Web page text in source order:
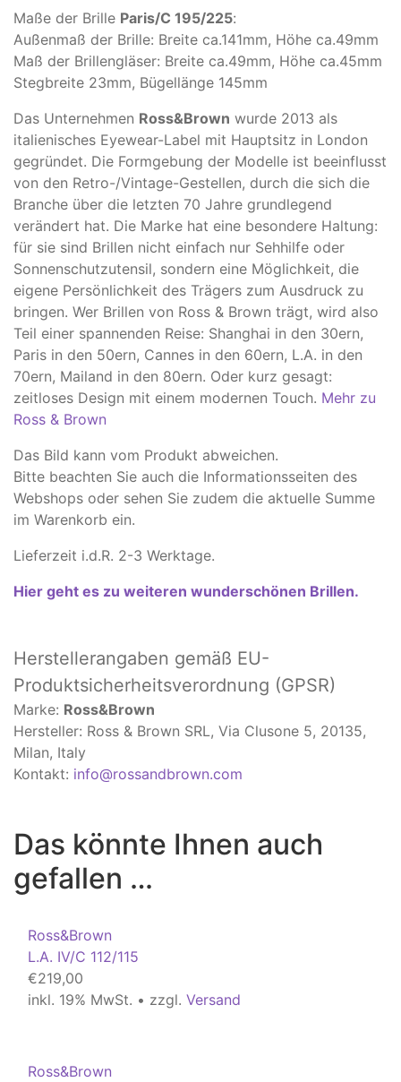
Maße der Brille Paris/C 195/225:
Außenmaß der Brille: Breite ca.141mm, Höhe ca.49mm
Maß der Brillengläser: Breite ca.49mm, Höhe ca.45mm
Stegbreite 23mm, Bügellänge 145mm
Das Unternehmen Ross&Brown wurde 2013 als
italienisches Eyewear-Label mit Hauptsitz in London
gegründet. Die Formgebung der Modelle ist beeinflusst
von den Retro-/Vintage-Gestellen, durch die sich die
Branche über die letzten 70 Jahre grundlegend
verändert hat. Die Marke hat eine besondere Haltung:
für sie sind Brillen nicht einfach nur Sehhilfe oder
Sonnenschutzutensil, sondern eine Möglichkeit, die
eigene Persönlichkeit des Trägers zum Ausdruck zu
bringen. Wer Brillen von Ross & Brown trägt, wird also
Teil einer spannenden Reise: Shanghai in den 30ern,
Paris in den 50ern, Cannes in den 60ern, L.A. in den
70ern, Mailand in den 80ern. Oder kurz gesagt:
zeitloses Design mit einem modernen Touch. Mehr zu
Ross & Brown
Das Bild kann vom Produkt abweichen.
​Bitte beachten Sie auch die Informationsseiten des
Webshops oder sehen Sie zudem die aktuelle Summe
im Warenkorb ein.
Lieferzeit i.d.R. 2-3 Werktage.
Hier geht es zu weiteren wunderschönen Brillen.
Herstellerangaben gemäß EU-
Produktsicherheitsverordnung (GPSR)
Marke: Ross&Brown
Hersteller: Ross & Brown SRL, Via Clusone 5, 20135,
Milan, Italy
Kontakt: info@rossandbrown.com
Das könnte Ihnen auch
gefallen …
Ross&Brown
L.A. IV/C 112/115
€219,00
inkl. 19% MwSt. • zzgl. Versand
Ross&Brown